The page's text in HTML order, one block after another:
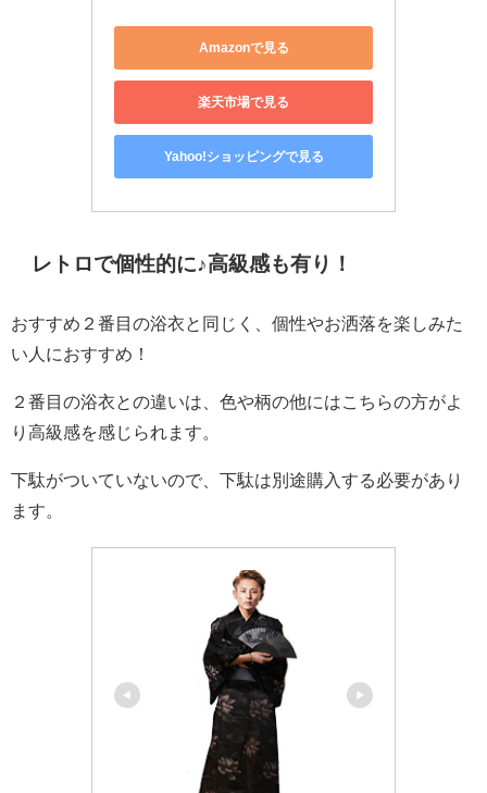
Amazonで見る
楽天市場で見る
Yahoo!ショッピングで見る
レトロで個性的に♪高級感も有り！
おすすめ２番目の浴衣と同じく、個性やお洒落を楽しみた
い人におすすめ！
２番目の浴衣との違いは、色や柄の他にはこちらの方がよ
り高級感を感じられます。
下駄がついていないので、下駄は別途購入する必要があり
ます。